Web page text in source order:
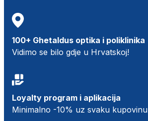
100+ Ghetaldus optika i poliklinika
Vidimo se bilo gdje u Hrvatskoj!
Loyalty program i aplikacija
Minimalno -10% uz svaku kupovinu